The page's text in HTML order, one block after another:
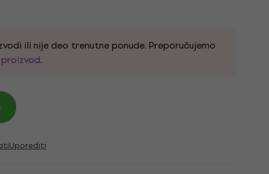
ili nije deo trenutne ponude. Preporučujemo
.
Uporediti